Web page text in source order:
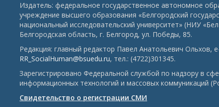
Издатель: федеральное государственное автономное
учреждение высшего образования «Белгородский
национальный исследовательский университет» (НИУ
Белгородская область, г. Белгород, ул. Победы, 85.
Редакция: главный редактор Павел Анатольевич Ольхов,
RR_SocialHuman@bsuedu.ru, тел.: (4722)301345.
Зарегистрировано Федеральной службой по надзору в
информационных технологий и массовых коммуникаций
Свидетельство о регистрации СМИ